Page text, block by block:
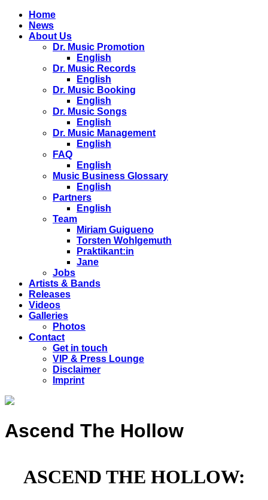
Home
News
About Us
Dr. Music Promotion
English
Dr. Music Records
English
Dr. Music Booking
English
Dr. Music Songs
English
Dr. Music Management
English
FAQ
English
Music Business Glossary
English
Partners
English
Team
Miriam Guigueno
Torsten Wohlgemuth
Praktikant:in
Jane
Jobs
Artists & Bands
Releases
Videos
Galleries
Photos
Contact
Get in touch
VIP & Press Lounge
Disclaimer
Imprint
Ascend The Hollow
ASCEND THE HOLLOW: